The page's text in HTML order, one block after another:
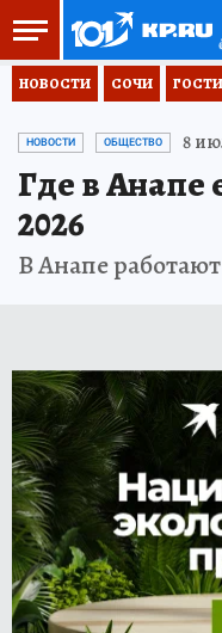
НОВОСТИ СОЧИ
НОВОСТИ ОБЩЕСТВО 8
Где в Анапе
2026
В Анапе